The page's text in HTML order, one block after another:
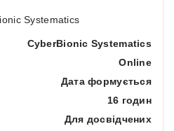
CyberBionic Systematics
Online
Дата формується
16 годин
Для досвідчених